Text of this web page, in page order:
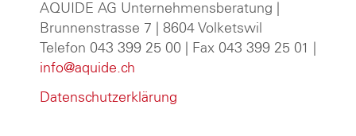
AQUIDE AG Unternehmensberatung
Brunnenstrasse 7 | 8604 Volketswil
Telefon 043 399 25 00 | Fax 043 399 25 01 |
info@aquide.ch
Datenschutzerklärung